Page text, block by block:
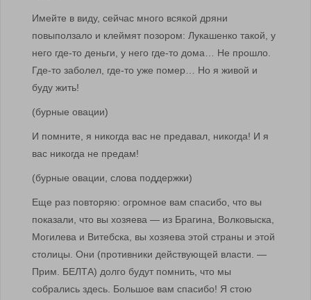
Имейте в виду, сейчас много всякой дряни
повыползало и клеймят позором: Лукашенко такой, у
него где-то деньги, у него где-то дома… Не прошло.
Где-то заболел, где-то уже помер… Но я живой и
буду жить!
(бурные овации)
И помните, я никогда вас не предавал, никогда! И я
вас никогда не предам!
(бурные овации, слова поддержки)
Еще раз повторяю: огромное вам спасибо, что вы
показали, что вы хозяева — из Брагина, Волковыска,
Могилева и Витебска, вы хозяева этой страны и этой
столицы. Они (противники действующей власти. —
Прим. БЕЛТА) долго будут помнить, что мы
собрались здесь. Большое вам спасибо! Я стою